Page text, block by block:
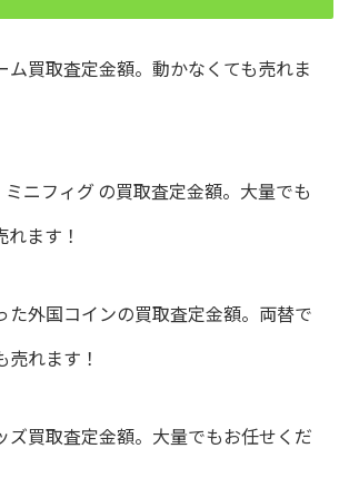
ム買取査定金額。動かなくても売れま
ニフィグ の買取査定金額。大量でも
ます！
た外国コインの買取査定金額。両替で
売れます！
ズ買取査定金額。大量でもお任せくだ